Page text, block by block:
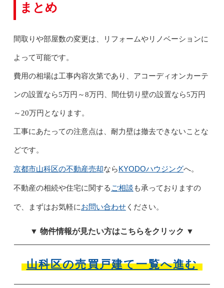
まとめ
間取りや部屋数の変更は、リフォームやリノベーションに
よって可能です。
費用の相場は工事内容次第であり、アコーディオンカーテ
ンの設置なら5万円～8万円、間仕切り壁の設置なら5万円
～20万円となります。
工事にあたっての注意点は、耐力壁は撤去できないことな
どです。
京都市山科区の不動産売却ならKYODOハウジングへ。
不動産の相続や住宅に関する ご相談 も承っておりますの
で、まずはお気軽にお問い合わせください。
▼ 物件情報が見たい方はこちらをクリック ▼
山科区の売買戸建て一覧へ進む